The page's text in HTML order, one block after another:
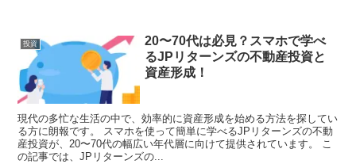
投資
20〜70代は必見？スマホで学べ
るJPリターンズの不動産投資と
資産形成！
現代の多忙な生活の中で、効率的に資産形成を始める方法を探してい
る方に朗報です。 スマホを使って簡単に学べるJPリターンズの不動
産投資が、20〜70代の幅広い年代層に向けて提供されています。 こ
の記事では、JPリターンズの...